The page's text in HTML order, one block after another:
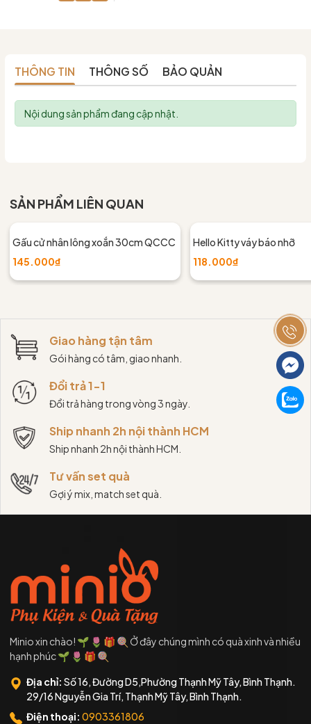
THÔNG TIN THÔNG SỐ BẢO QUẢN
Nội dung sản phẩm đang cập nhật.
SẢN PHẨM LIÊN QUAN
Gấu cử nhân lông xoắn 30cm QCCC
145.000₫
Hello Kitty váy báo nhỡ
118.000₫
Giao hàng tận tâm
Gói hàng có tâm, giao nhanh.
Đổi trả 1-1
Đổi trả hàng trong vòng 3 ngày.
Ship nhanh 2h nội thành HCM
Ship nhanh 2h nội thành HCM.
Tư vấn set quà
Gợi ý mix, match set quà.
Minio xin chào! 🌱 🌷 🎁 🍭 Ở đây chúng mình có quà xinh và nhiều
hạnh phúc 🌱 🌷 🎁 🍭
Địa chỉ: Số 16, Đường D5,Phường Thạnh Mỹ Tây, Bình Thạnh.
29/16 Nguyễn Gia Trí, Thạnh Mỹ Tây, Bình Thạnh.
Điện thoại: 0903361806